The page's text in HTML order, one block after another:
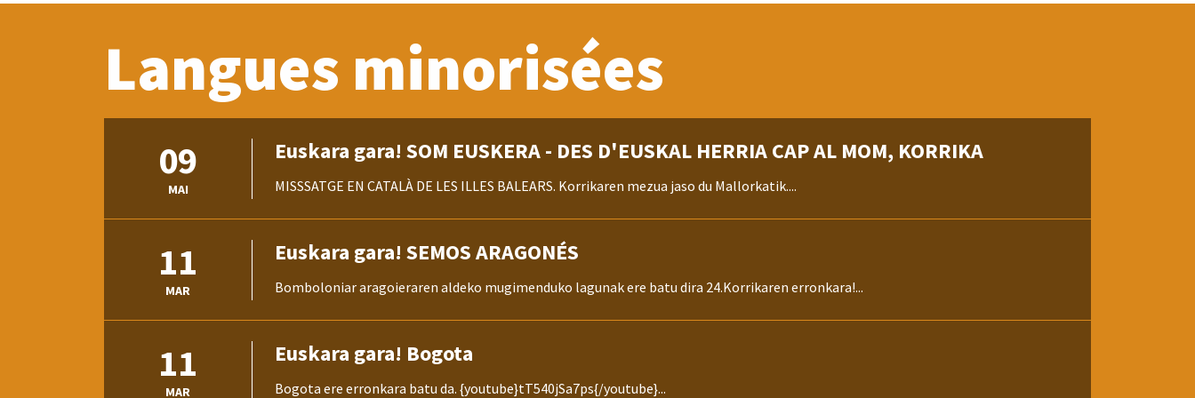
Langues minorisées
09
MAI
Euskara gara! Som català!
Bartzelonako Euskal Etxea 24.KORRIKAren erronkara batu da. {youtube}zcvAJg-a68o{/youtube}...
09
MAI
Euskara gara! SOM EUSKERA - DES D'EUSKAL HERRIA CAP AL MOM, KORRIKA
MISSSATGE EN CATALÀ DE LES ILLES BALEARS. Korrikaren mezua jaso du Mallorkatik....
11
MAR
Euskara gara! SEMOS ARAGONÉS
Bomboloniar aragoieraren aldeko mugimenduko lagunak ere batu dira 24.Korrikaren erronkara!...
11
MAR
Euskara gara! Bogota
Bogota ere erronkara batu da. {youtube}tT540jSa7ps{/youtube}...